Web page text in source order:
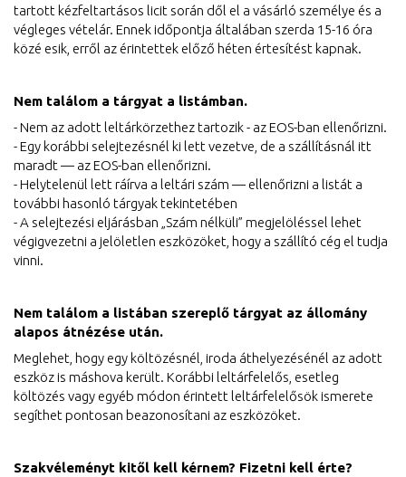
tartott kézfeltartásos licit során dől el a vásárló személye és a
végleges vételár. Ennek időpontja általában szerda 15-16 óra
közé esik, erről az érintettek előző héten értesítést kapnak.
Nem találom a tárgyat a listámban.
- Nem az adott leltárkörzethez tartozik - az EOS-ban ellenőrizni.
- Egy korábbi selejtezésnél ki lett vezetve, de a szállításnál itt
maradt — az EOS-ban ellenőrizni.
- Helytelenül lett ráírva a leltári szám — ellenőrizni a listát a
további hasonló tárgyak tekintetében
- A selejtezési eljárásban „Szám nélküli” megjelöléssel lehet
végigvezetni a jelöletlen eszközöket, hogy a szállító cég el tudja
vinni.
Nem találom a listában szereplő tárgyat az állomány
alapos átnézése után.
Meglehet, hogy egy költözésnél, iroda áthelyezésénél az adott
eszköz is máshova került. Korábbi leltárfelelős, esetleg
költözés vagy egyéb módon érintett leltárfelelősök ismerete
segíthet pontosan beazonosítani az eszközöket.
Szakvéleményt kitől kell kérnem? Fizetni kell érte?